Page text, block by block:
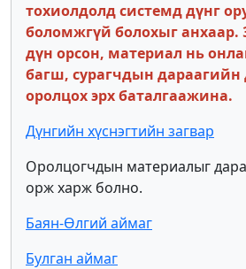
тохиолдолд системд дүнг
боломжгүй болохыг анхаар.
дүн орсон, материал нь
багш, сурагчдын дараагийн
оролцох эрх баталгаажина.
Дүнгийн хүснэгтийн загвар
Оролцогчдын материалыг
орж харж болно.
Баян-Өлгий аймаг
Булган аймаг